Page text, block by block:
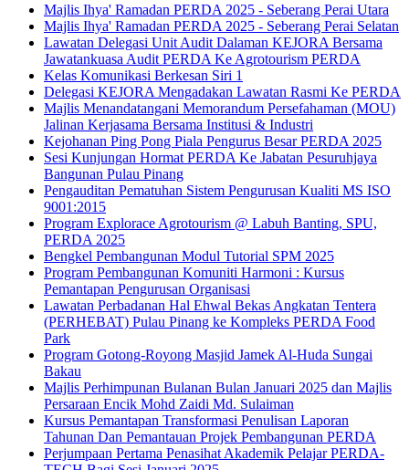
Majlis Ihya' Ramadan PERDA 2025 - Seberang Perai Utara
Majlis Ihya' Ramadan PERDA 2025 - Seberang Perai Selatan
Lawatan Delegasi Unit Audit Dalaman KEJORA Bersama
Jawatankuasa Audit PERDA Ke Agrotourism PERDA
Kelas Komunikasi Berkesan Siri 1
Delegasi KEJORA Mengadakan Lawatan Rasmi Ke PERDA
Majlis Menandatangani Memorandum Persefahaman (MOU)
Jalinan Kerjasama Bersama Institusi & Industri
Kejohanan Ping Pong Piala Pengurus Besar PERDA 2025
Sesi Kunjungan Hormat PERDA Ke Jabatan Pesuruhjaya
Bangunan Pulau Pinang
Pengauditan Pematuhan Sistem Pengurusan Kualiti MS ISO
9001:2015
Program Explorace Agrotourism @ Labuh Banting, SPU,
PERDA 2025
Bengkel Pembangunan Modul Tutorial SPM 2025
Program Pembangunan Komuniti Harmoni : Kursus
Pemantapan Pengurusan Organisasi
Lawatan Perbadanan Hal Ehwal Bekas Angkatan Tentera
(PERHEBAT) Pulau Pinang ke Kompleks PERDA Food
Park
Program Gotong-Royong Masjid Jamek Al-Huda Sungai
Bakau
Majlis Perhimpunan Bulanan Bulan Januari 2025 dan Majlis
Persaraan Encik Mohd Zaidi Md. Sulaiman
Kursus Pemantapan Transformasi Penulisan Laporan
Tahunan Dan Pemantauan Projek Pembangunan PERDA
Perjumpaan Pertama Penasihat Akademik Pelajar PERDA-